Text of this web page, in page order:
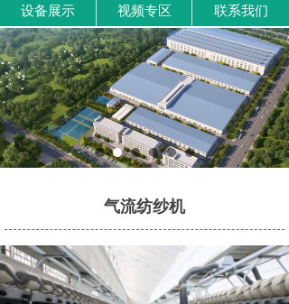
设备展示
视频专区 联系我们
气流纺纱机